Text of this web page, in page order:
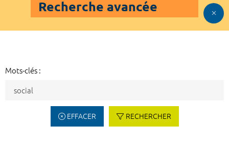
Recherche avancée
Mots-clés :
EFFACER RECHERCHER